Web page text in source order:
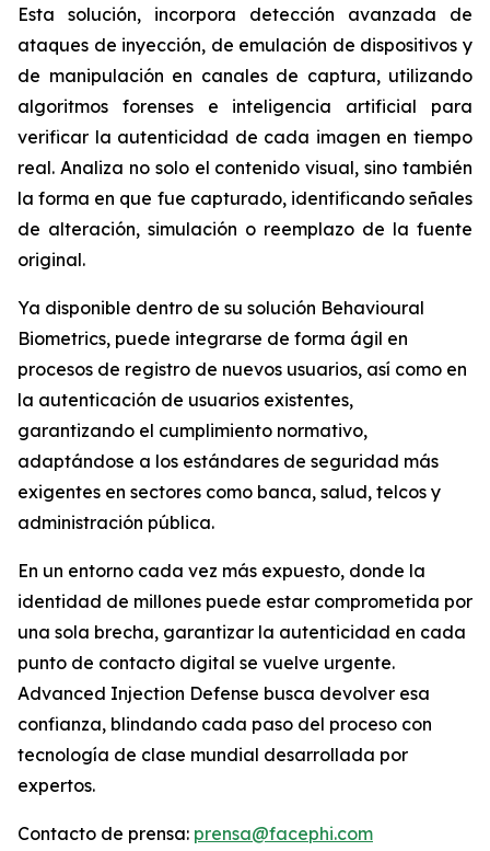
Esta solución, incorpora detección avanzada de
ataques de inyección, de emulación de dispositivos y
de manipulación en canales de captura, utilizando
algoritmos forenses e inteligencia artificial para
verificar la autenticidad de cada imagen en tiempo
real. Analiza no solo el contenido visual, sino también
la forma en que fue capturado, identificando señales
de alteración, simulación o reemplazo de la fuente
original.
Ya disponible dentro de su solución Behavioural
Biometrics, puede integrarse de forma ágil en
procesos de registro de nuevos usuarios, así como en
la autenticación de usuarios existentes,
garantizando el cumplimiento normativo,
adaptándose a los estándares de seguridad más
exigentes en sectores como banca, salud, telcos y
administración pública.
En un entorno cada vez más expuesto, donde la
identidad de millones puede estar comprometida por
una sola brecha, garantizar la autenticidad en cada
punto de contacto digital se vuelve urgente.
Advanced Injection Defense busca devolver esa
confianza, blindando cada paso del proceso con
tecnología de clase mundial desarrollada por
expertos.
Contacto de prensa: prensa@facephi.com